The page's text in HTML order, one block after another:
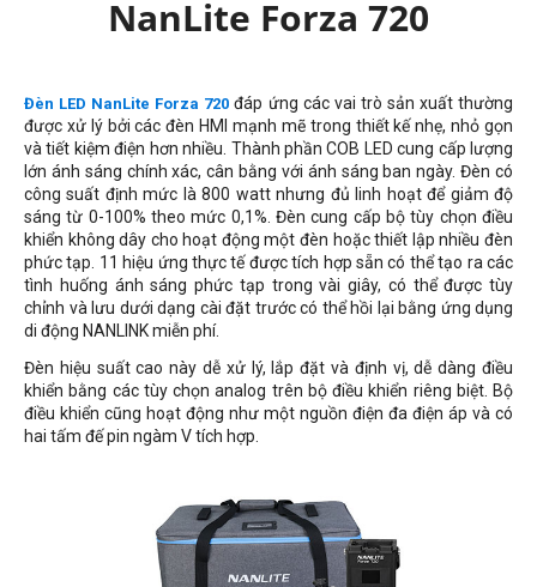
NanLite Forza 720
Đèn LED NanLite Forza 720 đáp ứng các vai trò sản xuất thường
được xử lý bởi các đèn HMI mạnh mẽ trong thiết kế nhẹ, nhỏ gọn
và tiết kiệm điện hơn nhiều. Thành phần COB LED cung cấp lượng
lớn ánh sáng chính xác, cân bằng với ánh sáng ban ngày. Đèn có
công suất định mức là 800 watt nhưng đủ linh hoạt để giảm độ
sáng từ 0-100% theo mức 0,1%. Đèn cung cấp bộ tùy chọn điều
khiển không dây cho hoạt động một đèn hoặc thiết lập nhiều đèn
phức tạp. 11 hiệu ứng thực tế được tích hợp sẵn có thể tạo ra các
tình huống ánh sáng phức tạp trong vài giây, có thể được tùy
chỉnh và lưu dưới dạng cài đặt trước có thể hồi lại bằng ứng dụng
di động NANLINK miễn phí.
Đèn hiệu suất cao này dễ xử lý, lắp đặt và định vị, dễ dàng điều
khiển bằng các tùy chọnanalog trên bộ điều khiển riêng biệt. Bộ
điều khiển cũng hoạt động như một nguồn điện đa điện áp và có
hai tấm đế pin ngàm V tích hợp.